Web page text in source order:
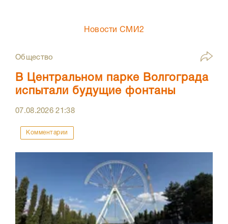
Новости СМИ2
Общество
В Центральном парке Волгограда
испытали будущие фонтаны
07.08.202621:38
Комментарии